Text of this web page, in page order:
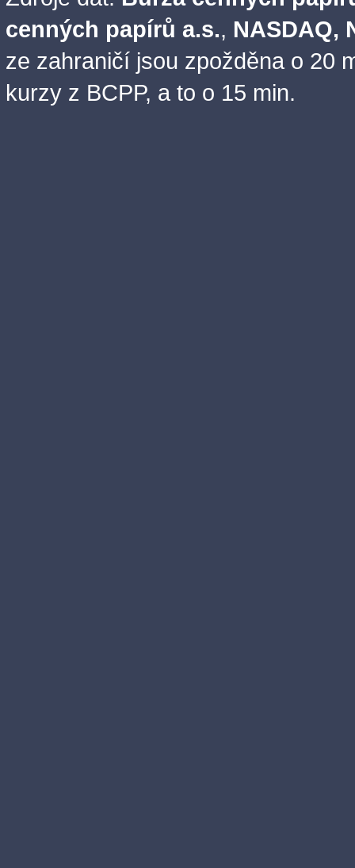
cenných papírů a.s., NASDAQ,
ze zahraničí jsou zpožděna o 20
kurzy z BCPP, a to o 15 min.